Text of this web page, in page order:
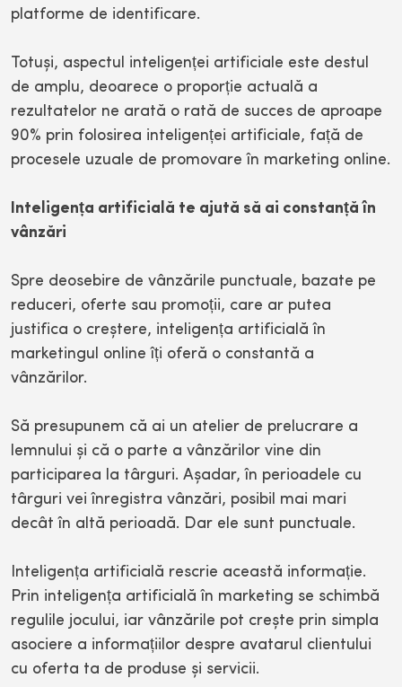
platforme de identificare.
Totuși, aspectul inteligenței artificiale este destul
de amplu, deoarece o proporție actuală a
rezultatelor ne arată o rată de succes de aproape
90% prin folosirea inteligenței artificiale, față de
procesele uzuale de promovare în marketing online.
Inteligența artificială te ajută să ai constanță în
vânzări
Spre deosebire de vânzările punctuale, bazate pe
reduceri, oferte sau promoții, care ar putea
justifica o creștere, inteligența artificială în
marketingul online îți oferă o constantă a
vânzărilor.
Să presupunem că ai un atelier de prelucrare a
lemnului și că o parte a vânzărilor vine din
participarea la târguri. Așadar, în perioadele cu
târguri vei înregistra vânzări, posibil mai mari
decât în altă perioadă. Dar ele sunt punctuale.
Inteligența artificială rescrie această informație.
Prin inteligența artificială în marketing se schimbă
regulile jocului, iar vânzările pot crește prin simpla
asociere a informațiilor despre avatarul clientului
cu oferta ta de produse și servicii.